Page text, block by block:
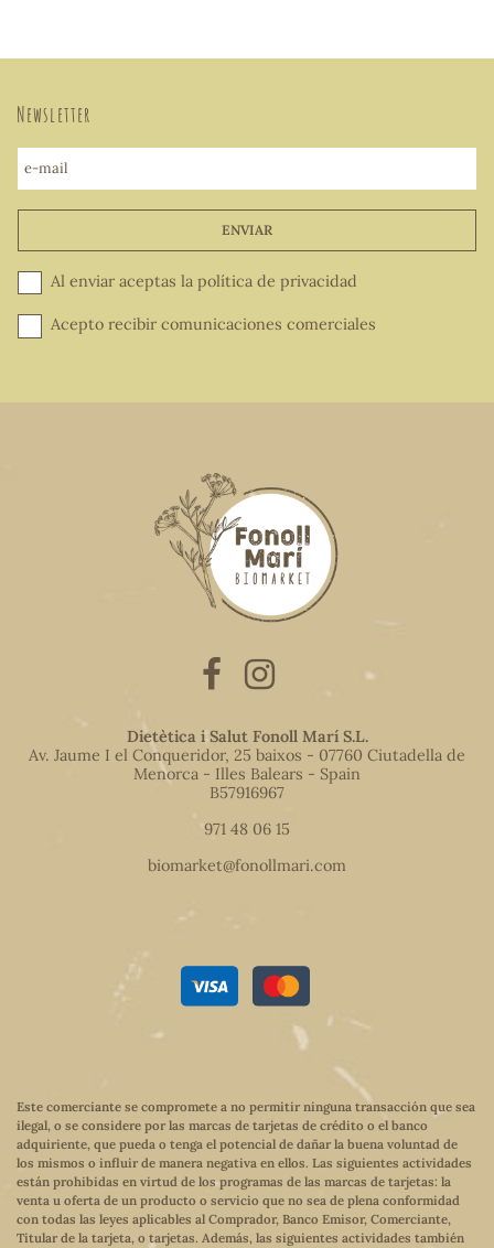
Newsletter
e-mail
ENVIAR
Al enviar aceptas la política de privacidad
Acepto recibir comunicaciones comerciales
Dietètica i Salut Fonoll Marí S.L.
Av. Jaume I el Conqueridor, 25 baixos - 07760 Ciutadella de
Menorca - Illes Balears - Spain
B57916967
971 48 06 15
biomarket@fonollmari.com
Este comerciante se compromete a no permitir ninguna transacción que sea
ilegal, o se considere por las marcas de tarjetas de crédito o el banco
adquiriente, que pueda o tenga el potencial de dañar la buena voluntad de
los mismos o influir de manera negativa en ellos. Las siguientes actividades
están prohibidas en virtud de los programas de las marcas de tarjetas: la
venta u oferta de un producto o servicio que no sea de plena conformidad
con todas las leyes aplicables al Comprador, Banco Emisor, Comerciante,
Titular de la tarjeta, o tarjetas. Además, las siguientes actividades también